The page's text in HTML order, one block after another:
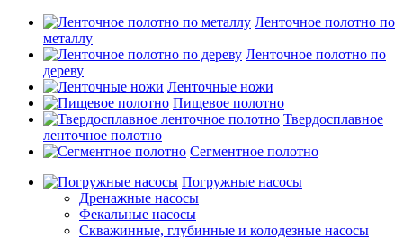
Ленточное полотно по
металлу
Ленточное полотно по
дереву
Ленточные ножи
Пищевое полотно
Твердосплавное
ленточное полотно
Сегментное полотно
Погружные насосы
Дренажные насосы
Фекальные насосы
Скважинные, глубинные и колодезные насосы